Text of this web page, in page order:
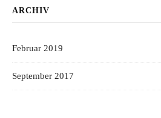
ARCHIV
Februar 2019
September 2017